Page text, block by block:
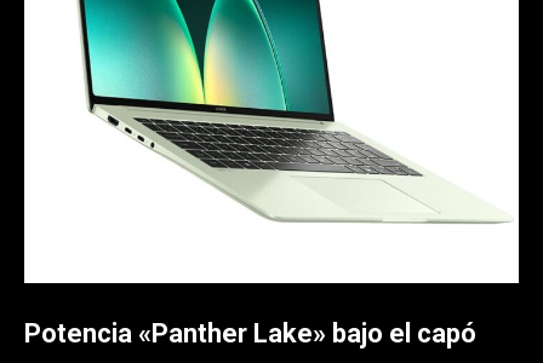
Potencia «Panther Lake» bajo el capó